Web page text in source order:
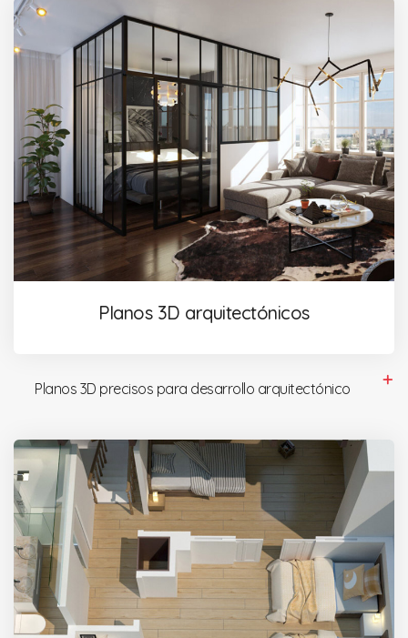
Planos 3D arquitectónicos
Planos 3D precisos para desarrollo arquitectónico